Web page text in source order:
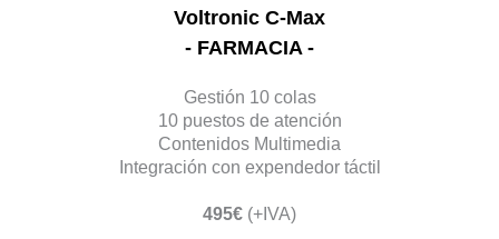
Voltronic C-Max
- FARMACIA -
Gestión 10 colas
10 puestos de atención
Contenidos Multimedia
Integración con expendedor táctil
495€ (+IVA)